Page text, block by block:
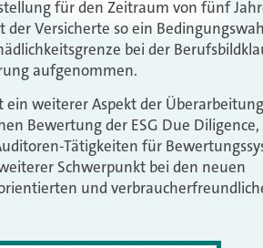
für den Zeitraum von fünf
der Versicherte so ein
bei der
aufgenommen.
weiterer Aspekt der
Bewertung der ESG Due
Tätigkeiten für
Schwerpunkt bei den neuen
und